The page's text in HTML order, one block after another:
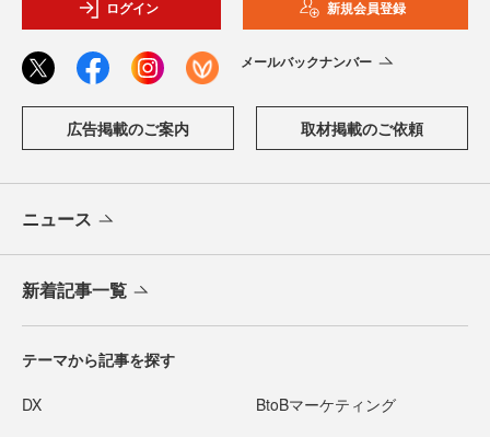
ログイン 新規会員登録
メールバックナンバー
広告掲載のご案内 取材掲載のご依頼
ニュース
新着記事一覧
テーマから記事を探す
DX BtoBマーケティング